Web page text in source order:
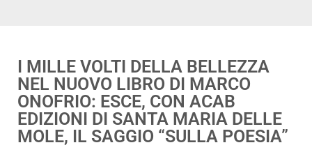
I MILLE VOLTI DELLA BELLEZZA
NEL NUOVO LIBRO DI MARCO
ONOFRIO: ESCE, CON ACAB
EDIZIONI DI SANTA MARIA DELLE
MOLE, IL SAGGIO “SULLA POESIA”